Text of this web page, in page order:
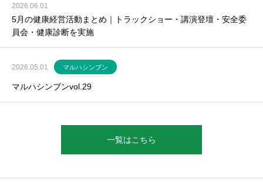
2026.06.01
5月の健康経営活動まとめ｜トラックショー・講演登壇・安全委
員会・健康診断を実施
2026.05.01 マルハシンブン
マルハシンブンvol.29
一覧はこちら